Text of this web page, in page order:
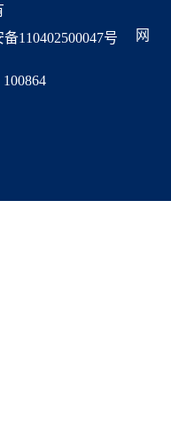
110402500047号
网